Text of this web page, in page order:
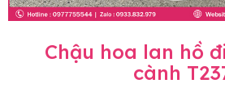
Chậu hoa lan hồ
cành